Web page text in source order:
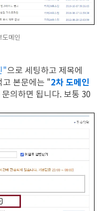
도메인
"으로 세팅하고 제목에
본문에는 "2차 도메인
의하면 됩니다. 보통 30